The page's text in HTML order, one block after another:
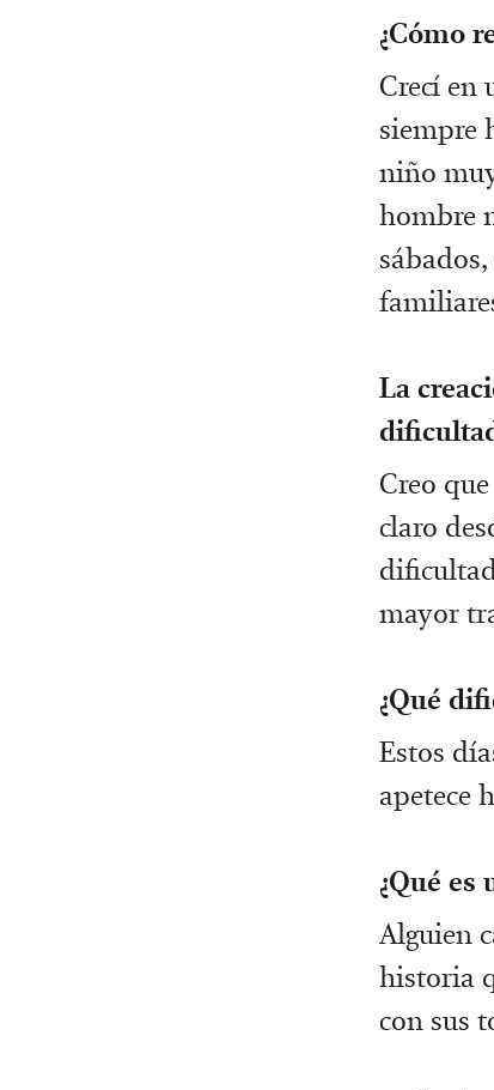
¿Cómo
Crecí en
siempre
niño
hombre
La
Creo
claro
mayor
¿Qué
Estos
apetece
¿Qué es
Alguien
historia
con sus